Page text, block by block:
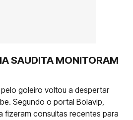
SAUDITA MONITORAM
goleiro voltou a despertar
Segundo o portal Bolavip,
fizeram consultas recentes para